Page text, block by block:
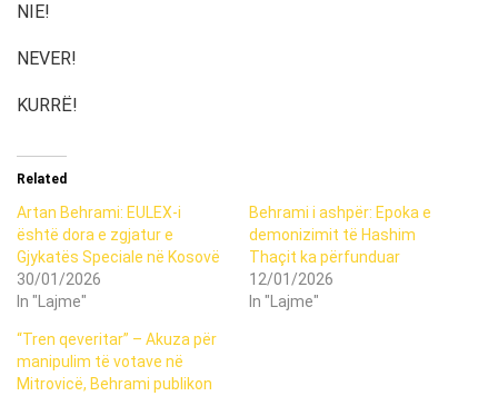
NIE!
NEVER!
KURRË!
Related
Artan Behrami: EULEX-i
është dora e zgjatur e
Gjykatës Speciale në Kosovë
30/01/2026
In "Lajme"
Behrami i ashpër: Epoka e
demonizimit të Hashim
Thaçit ka përfunduar
12/01/2026
In "Lajme"
“Tren qeveritar” – Akuza për
manipulim të votave në
Mitrovicë, Behrami publikon